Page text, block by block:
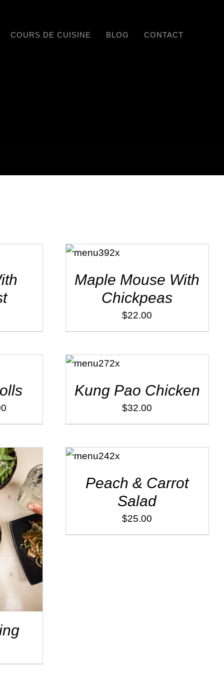
COURS DE CUISINE BLOG CONTACT
ADD TO
CART
/
Maple Mouse With
Chickpeas
$22.00
ADD TO
CART
/
Kung Pao Chicken
$32.00
ADD TO
CART
/
Peach & Carrot
Salad
$25.00